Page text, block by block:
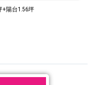
+陽台1.56坪